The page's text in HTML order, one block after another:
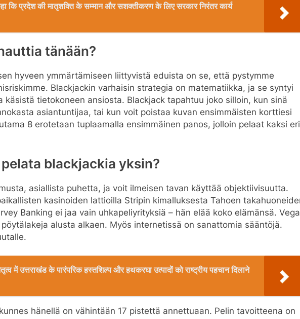
कि प्रदेश की मातृशक्ति के सम्मान और सशक्तीकरण के लिए सरकार निरंतर कार्य
tänään?
hyveen ymmärtämiseen liittyvistä eduista on se, että pystymme
Blackjackin varhaisin strategia on matematiikka, ja se syntyi
käsistä tietokoneen ansiosta. Blackjack tapahtuu joko silloin, kun sinä
asiantuntijaa, tai kun voit poistaa kuvan ensimmäisten korttiesi
8 erotetaan tuplaamalla ensimmäinen panos, jolloin pelaat kaksi eri
blackjackia yksin?
asiallista puhetta, ja voit ilmeisen tavan käyttää objektiivisuutta.
kasinoiden lattioilla Stripin kimalluksesta Tahoen
Banking ei jaa vain uhkapeliyrityksiä – hän elää koko elämänsä.
alusta alkaen. Myös internetissä on sanattomia sääntöjä.
में उत्तराखंड के पारंपरिक हस्तशिल्प और हथकरघा उत्पादों को राष्ट्रीय पहचान दिलाने
hänellä on vähintään 17 pistettä annettuaan. Pelin tavoitteena on